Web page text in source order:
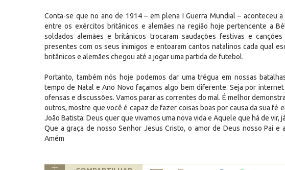
Conta-se que no ano de 1914 – em plena I Guerra Mundial – aconteceu
entre os exércitos britânicos e alemães na região hoje pertencente a
soldados alemães e britânicos trocaram saudações festivas e
presentes com os seus inimigos e entoaram cantos natalinos cada qual
britânicos e alemães chegou até a jogar uma partida de futebol.
Portanto, também nós hoje podemos dar uma trégua em nossas
tempo de Natal e Ano Novo façamos algo bem diferente. Seja por
ofensas e discussões. Vamos parar as correntes do mal. É melhor
outros, mostre que você é capaz de fazer coisas boas por causa da sua fé
João Batista: Deus quer que vivamos uma nova vida e Aquele que há de vir,
Que a graça de nosso Senhor Jesus Cristo, o amor de Deus nosso Pai e
Amém